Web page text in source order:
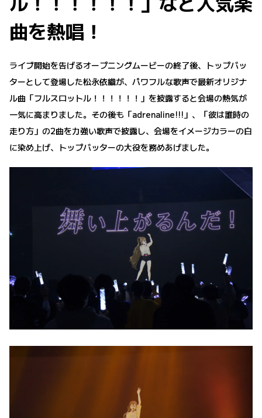
曲を熱唱！
ライブ開始を告げるオープニングムービーの終了後、トップバッ
ターとして登場した松永依織が、パワフルな歌声で最新オリジナ
ル曲「フルスロットル！！！！！！」を披露すると会場の熱気が
一気に高まりました。その後も「adrenaline!!!」、「彼は誰時の
走り方」の2曲を力強い歌声で披露し、会場をイメージカラーの白
に染め上げ、トップバッターの大役を務めあげました。